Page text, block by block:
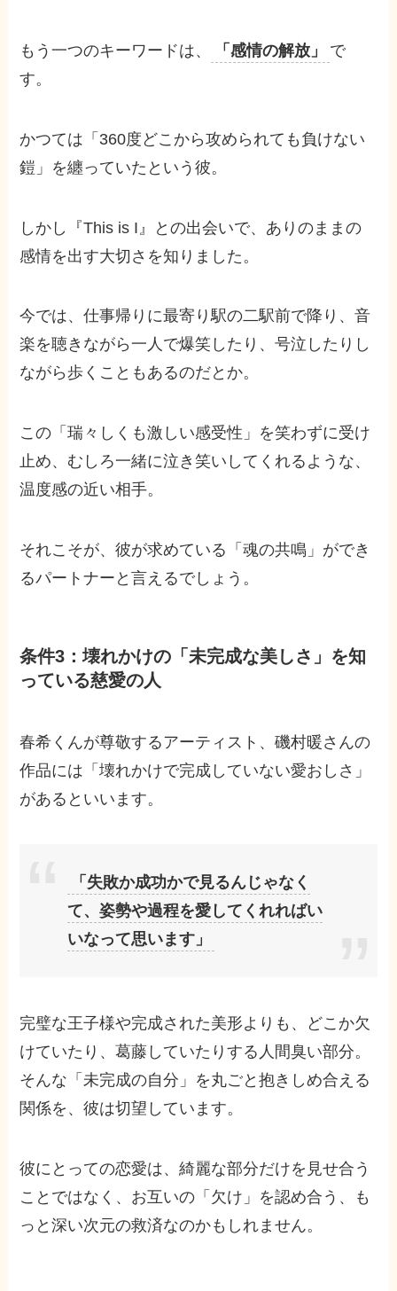
もう一つのキーワードは、 「感情の解放」
で
す。
かつては「360度どこから攻められても負けない
鎧」を纏っていたという彼。
しかし『This is I』との出会いで、ありのままの
感情を出す大切さを知りました。
今では、仕事帰りに最寄り駅の二駅前で降り、音
楽を聴きながら一人で爆笑したり、号泣したりし
ながら歩くこともあるのだとか。
この「瑞々しくも激しい感受性」を笑わずに受け
止め、むしろ一緒に泣き笑いしてくれるような、
温度感の近い相手。
それこそが、彼が求めている「魂の共鳴」ができ
るパートナーと言えるでしょう。
条件3：壊れかけの「未完成な美しさ」を知
っている慈愛の人
春希くんが尊敬するアーティスト、磯村暖さんの
作品には「壊れかけで完成していない愛おしさ」
があるといいます。
「失敗か成功かで見るんじゃなく
て、姿勢や過程を愛してくれればい
いなって思います」
完璧な王子様や完成された美形よりも、どこか欠
けていたり、葛藤していたりする人間臭い部分。
そんな「未完成の自分」を丸ごと抱きしめ合える
関係を、彼は切望しています。
彼にとっての恋愛は、綺麗な部分だけを見せ合う
ことではなく、お互いの「欠け」を認め合う、も
っと深い次元の救済なのかもしれません。